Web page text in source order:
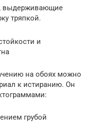
выдерживающие
тряпкой.
и
на обоях можно
к истиранию. Он
грубой